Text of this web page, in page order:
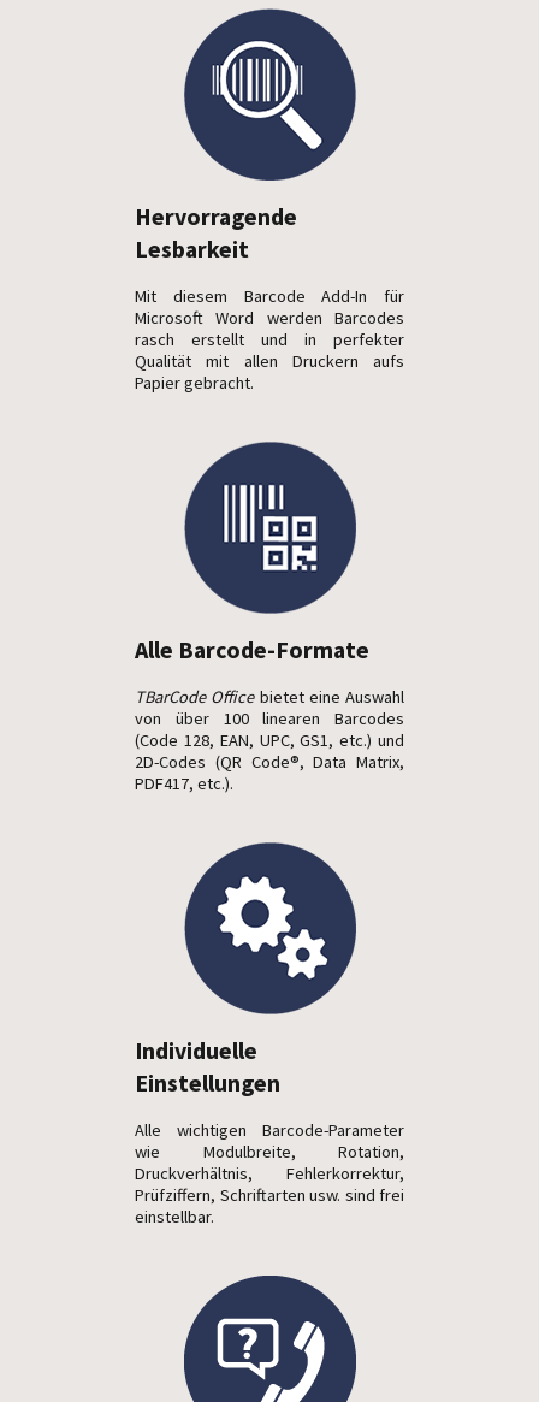
Hervorragende
Lesbarkeit
Mit diesem Barcode Add-In für
Microsoft Word werden Barcodes
rasch erstellt und in perfekter
Qualität mit allen Druckern aufs
Papier gebracht.
Alle Barcode-Formate
TBarCode Officebietet eine Auswahl
von über 100 linearen Barcodes
(Code 128, EAN, UPC, GS1, etc.) und
2D-Codes (QR Code®, Data Matrix,
PDF417, etc.).
Individuelle
Einstellungen
Alle wichtigen Barcode-Parameter
wie Modulbreite, Rotation,
Druckverhältnis, Fehlerkorrektur,
Prüfziffern, Schriftarten usw. sind frei
einstellbar.